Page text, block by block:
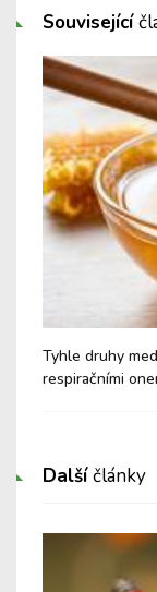
Související
Tyhle druhy
respiračními
Dalšíčlánky